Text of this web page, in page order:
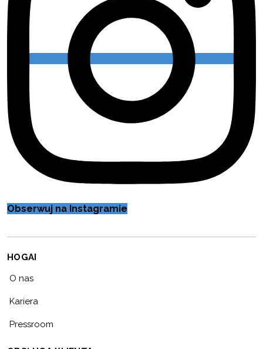
Obserwuj na Instagramie
HOGAI
O nas
Kariera
Pressroom